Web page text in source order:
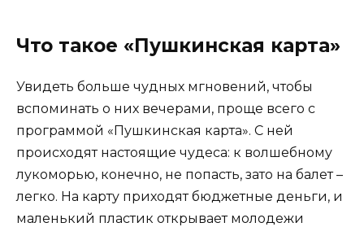
Что такое «Пушкинская карта»
Увидеть больше чудных мгновений, чтобы
вспоминать о них вечерами, проще всего с
программой «Пушкинская карта». С ней
происходят настоящие чудеса: к волшебному
лукоморью, конечно, не попасть, зато на балет –
легко. На карту приходят бюджетные деньги, и
маленький пластик открывает молодежи